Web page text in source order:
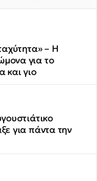
– Η
για το
και γιο
για πάντα την